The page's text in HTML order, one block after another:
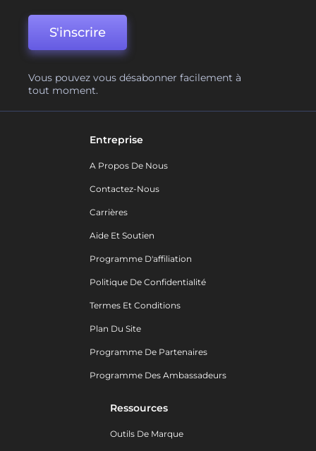
S'inscrire
Vous pouvez vous désabonner facilement à
tout moment.
Entreprise
A Propos De Nous
Contactez-Nous
Carrières
Aide Et Soutien
Programme D'affiliation
Politique De Confidentialité
Termes Et Conditions
Plan Du Site
Programme De Partenaires
Programme Des Ambassadeurs
Ressources
Outils De Marque